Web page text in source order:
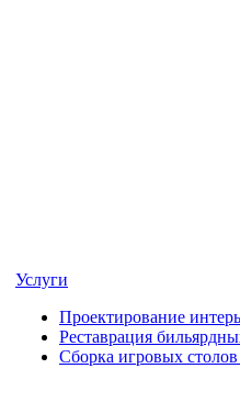
Услуги
Проектирование
Реставрация
Сборка игровых